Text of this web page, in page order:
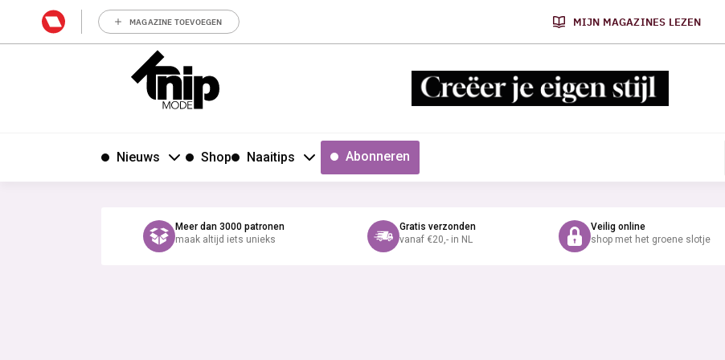
MAGAZINE TOEVOEGEN MIJN MAGAZINES LEZEN
Nieuws Shop Naaitips Abonneren
Meer dan 3000 patronen
maak altijd iets unieks
Gratis verzonden
vanaf €20,- in NL
Veilig online
shop met het groene slotje